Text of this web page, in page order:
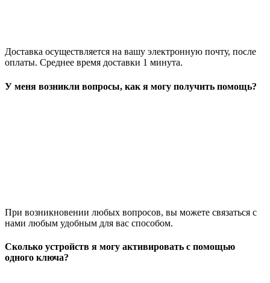
Доставка осуществляется на вашу электронную почту, после
оплаты. Среднее время доставки 1 минута.
У меня возникли вопросы, как я могу получить помощь?
При возникновении любых вопросов, вы можете связаться с
нами любым удобным для вас способом.
Сколько устройств я могу активировать с помощью
одного ключа?